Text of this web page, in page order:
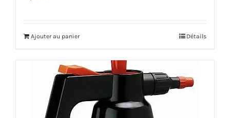
Ajouter au panier Détails